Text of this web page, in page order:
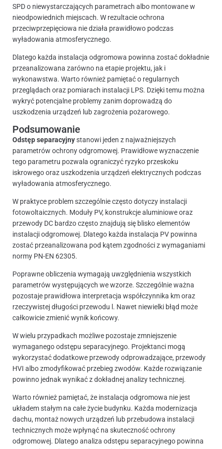
SPD o niewystarczających parametrach albo montowane w
nieodpowiednich miejscach. W rezultacie ochrona
przeciwprzepięciowa nie działa prawidłowo podczas
wyładowania atmosferycznego.
Dlatego każda instalacja odgromowa powinna zostać dokładnie
przeanalizowana zarówno na etapie projektu, jak i
wykonawstwa. Warto również pamiętać o regularnych
przeglądach oraz pomiarach instalacji LPS. Dzięki temu można
wykryć potencjalne problemy zanim doprowadzą do
uszkodzenia urządzeń lub zagrożenia pożarowego.
Podsumowanie
Odstęp separacyjnystanowi jeden z najważniejszych
parametrów ochrony odgromowej. Prawidłowe wyznaczenie
tego parametru pozwala ograniczyć ryzyko przeskoku
iskrowego oraz uszkodzenia urządzeń elektrycznych podczas
wyładowania atmosferycznego.
W praktyce problem szczególnie często dotyczy instalacji
fotowoltaicznych. Moduły PV, konstrukcje aluminiowe oraz
przewody DC bardzo często znajdują się blisko elementów
instalacji odgromowej. Dlatego każda instalacja PV powinna
zostać przeanalizowana pod kątem zgodności z wymaganiami
normy PN-EN 62305.
Poprawne obliczenia wymagają uwzględnienia wszystkich
parametrów występujących we wzorze. Szczególnie ważna
pozostaje prawidłowa interpretacja współczynnika km oraz
rzeczywistej długości przewodu l. Nawet niewielki błąd może
całkowicie zmienić wynik końcowy.
W wielu przypadkach możliwe pozostaje zmniejszenie
wymaganego odstępu separacyjnego. Projektanci mogą
wykorzystać dodatkowe przewody odprowadzające, przewody
HVI albo zmodyfikować przebieg zwodów. Każde rozwiązanie
powinno jednak wynikać z dokładnej analizy technicznej.
Warto również pamiętać, że instalacja odgromowa nie jest
układem stałym na całe życie budynku. Każda modernizacja
dachu, montaż nowych urządzeń lub przebudowa instalacji
technicznych może wpłynąć na skuteczność ochrony
odgromowej. Dlatego analiza odstępu separacyjnego powinna